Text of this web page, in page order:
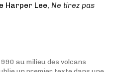
Harper Lee, Ne tirez pas
au milieu des volcans